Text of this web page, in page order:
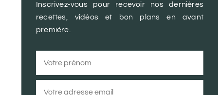
Inscrivez-vous pour recevoir nos dernières
recettes, vidéos et bon plans en avant
première.